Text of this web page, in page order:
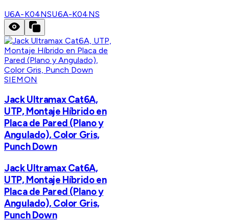
U6A-K04NSU6A-K04NS
SIEMON
Jack Ultramax Cat6A,
UTP, Montaje Híbrido en
Placa de Pared (Plano y
Angulado), Color Gris,
Punch Down
Jack Ultramax Cat6A,
UTP, Montaje Híbrido en
Placa de Pared (Plano y
Angulado), Color Gris,
Punch Down